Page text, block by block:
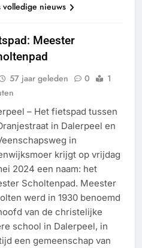
volledige nieuws
Meester
57 jaar geleden 0
1
– Het fietspad tussen
in Dalerpeel en
in
krijgt op vrijdag
2024 een naam: het
Scholtenpad. Meester
werd in 1930 benoemd
van de christelijke
school in Dalerpeel, in
een gemeenschap van